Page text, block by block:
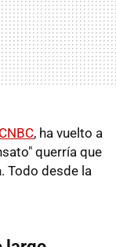
, ha vuelto a
querría que
. Todo desde la